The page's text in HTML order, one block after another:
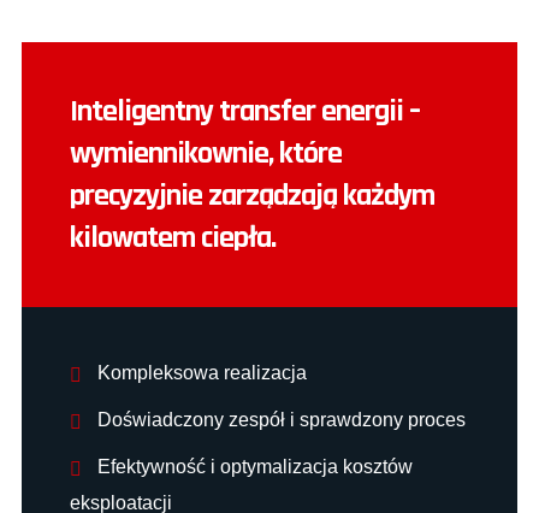
Inteligentny transfer energii –
wymiennikownie, które
precyzyjnie zarządzają każdym
kilowatem ciepła.
Kompleksowa realizacja
Doświadczony zespół i sprawdzony proces
Efektywność i optymalizacja kosztów
eksploatacji